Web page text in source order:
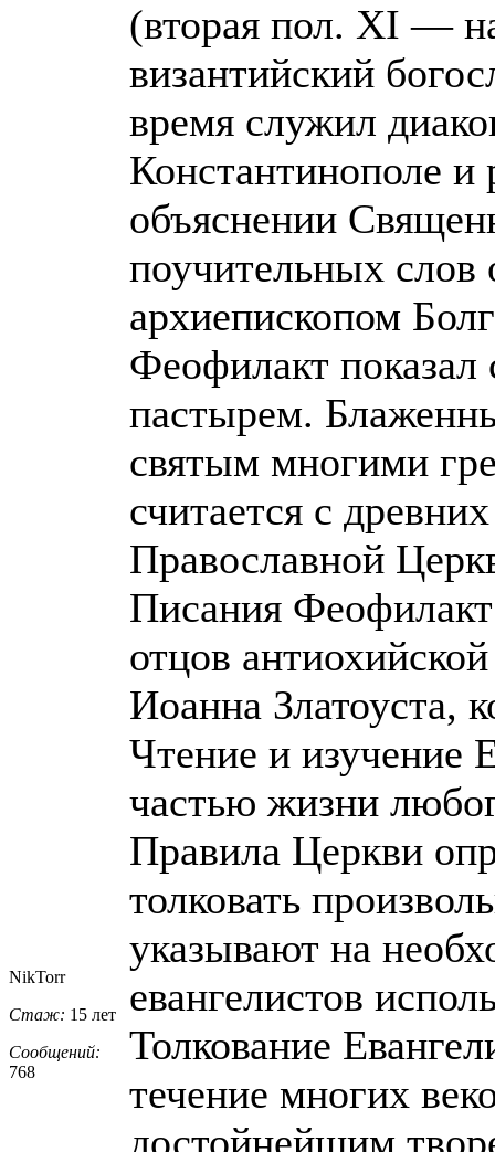
NikTorr
Стаж: 15 лет
Сообщений:
768
(вторая пол. XI —
византийский
время служил
Константинополе
объяснении
поучительных слов
архиепископом
Феофилакт
пастырем.
святым многими
считается с
Православной
Писания Феофилакт
отцов
Иоанна Златоуста,
Чтение и изучение
частью жизни
Правила Церкви
толковать
указывают на
евангелистов
Толкование
течение многих
достойнейшим